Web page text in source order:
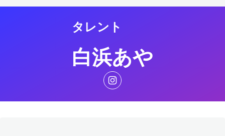
タレント
白浜あや